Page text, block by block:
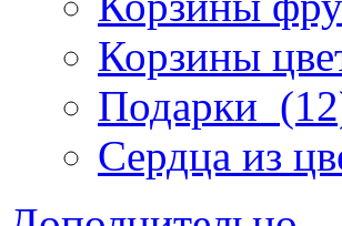
Корзины
Подарки
Сердца из